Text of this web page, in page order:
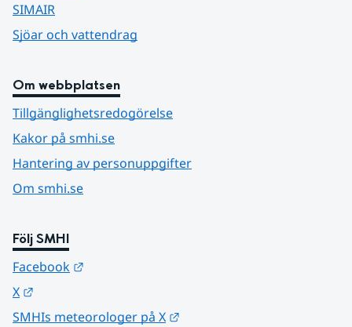
SIMAIR
Sjöar och vattendrag
Om webbplatsen
Tillgänglighetsredogörelse
Kakor på smhi.se
Hantering av personuppgifter
Om smhi.se
Följ SMHI
Facebook
X
SMHIs meteorologer på X